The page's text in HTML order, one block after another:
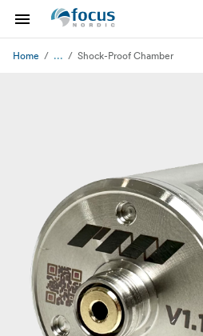
Home ... Shock-Proof Chamber